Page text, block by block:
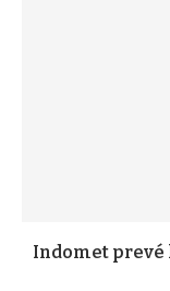
Indomet prevé